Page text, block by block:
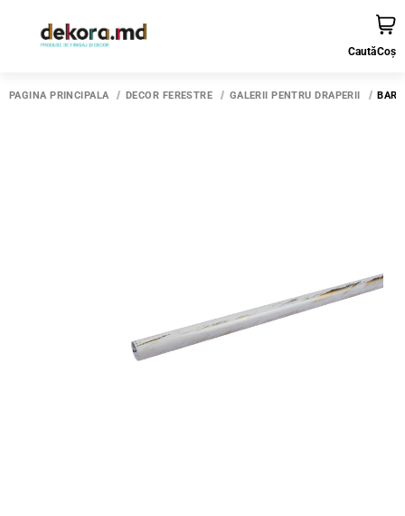
CautăCoș
PAGINA PRINCIPALĂ DECOR FERESTRE GALERII PENTRU DRAPERII